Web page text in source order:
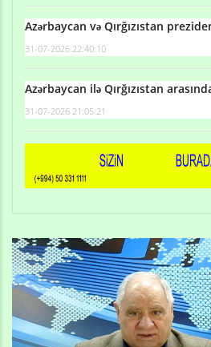
Azərbaycan və Qırğızıstan
31-07-2026 22:40:10
Azərbaycan ilə Qırğızıstan
31-07-2026 21:05:21